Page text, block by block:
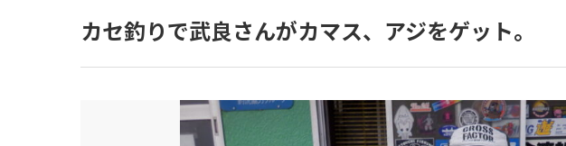
カセ釣りで武良さんがカマス、アジをゲット。